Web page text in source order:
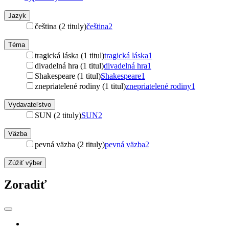
Jazyk
čeština (2 tituly)čeština2
Téma
tragická láska (1 titul)tragická láska1
divadelná hra (1 titul)divadelná hra1
Shakespeare (1 titul)Shakespeare1
znepriatelené rodiny (1 titul)znepriatelené rodiny1
Vydavateľstvo
SUN (2 tituly)SUN2
Väzba
pevná väzba (2 tituly)pevná väzba2
Zúžiť výber
Zoradiť